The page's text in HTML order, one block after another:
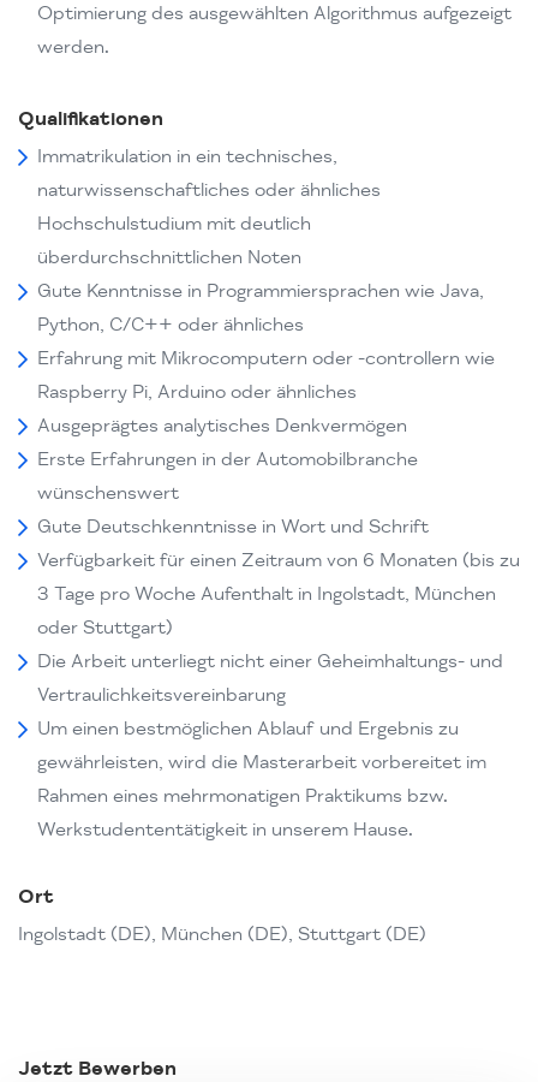
Optimierung des ausgewählten Algorithmus aufgezeigt
werden.
Qualifikationen
Immatrikulation in ein technisches,
naturwissenschaftliches oder ähnliches
Hochschulstudium mit deutlich
überdurchschnittlichen Noten
Gute Kenntnisse in Programmiersprachen wie Java,
Python, C/C++ oder ähnliches
Erfahrung mit Mikrocomputern oder -controllern wie
Raspberry Pi, Arduino oder ähnliches
Ausgeprägtes analytisches Denkvermögen
Erste Erfahrungen in der Automobilbranche
wünschenswert
Gute Deutschkenntnisse in Wort und Schrift
Verfügbarkeit für einen Zeitraum von 6 Monaten (bis zu
3 Tage pro Woche Aufenthalt in Ingolstadt, München
oder Stuttgart)
Die Arbeit unterliegt nicht einer Geheimhaltungs- und
Vertraulichkeitsvereinbarung
Um einen bestmöglichen Ablauf und Ergebnis zu
gewährleisten, wird die Masterarbeit vorbereitet im
Rahmen eines mehrmonatigen Praktikums bzw.
Werkstudententätigkeit in unserem Hause.
Ort
Ingolstadt (DE), München (DE), Stuttgart (DE)
Jetzt Bewerben